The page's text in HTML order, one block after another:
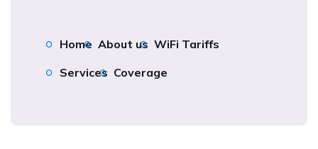
Home About us WiFi Tariffs
Services Coverage